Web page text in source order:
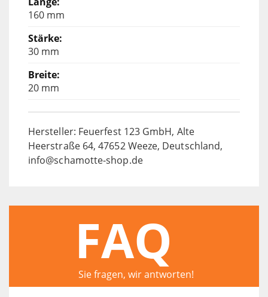
160 mm
30 mm
20 mm
Hersteller: Feuerfest 123 GmbH, Alte
Heerstraße 64, 47652 Weeze, Deutschland,
info@schamotte-shop.de
FAQ
Sie fragen, wir antworten!